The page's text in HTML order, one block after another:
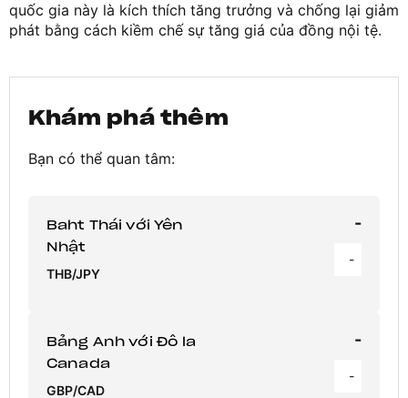
quốc gia này là kích thích tăng trưởng và chống lại giảm
phát bằng cách kiềm chế sự tăng giá của đồng nội tệ.
Khám phá thêm
Bạn có thể quan tâm:
Baht Thái với Yên
Nhật
THB/JPY
-
-
Bảng Anh với Đô la
Canada
GBP/CAD
-
-